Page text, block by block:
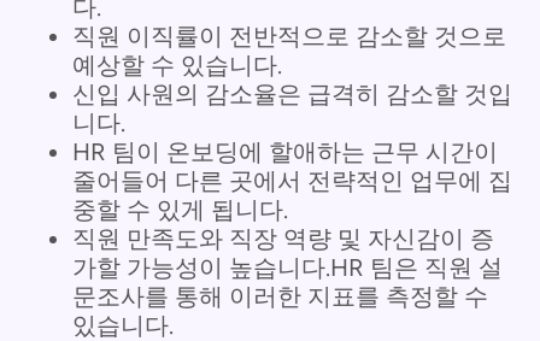
다.
직원 이직률이 전반적으로 감소할 것으로
예상할 수 있습니다.
신입 사원의 감소율은 급격히 감소할 것입
니다.
HR 팀이 온보딩에 할애하는 근무 시간이
줄어들어 다른 곳에서 전략적인 업무에 집
중할 수 있게 됩니다.
직원 만족도와 직장 역량 및 자신감이 증
가할 가능성이 높습니다.HR 팀은 직원 설
문조사를 통해 이러한 지표를 측정할 수
있습니다.